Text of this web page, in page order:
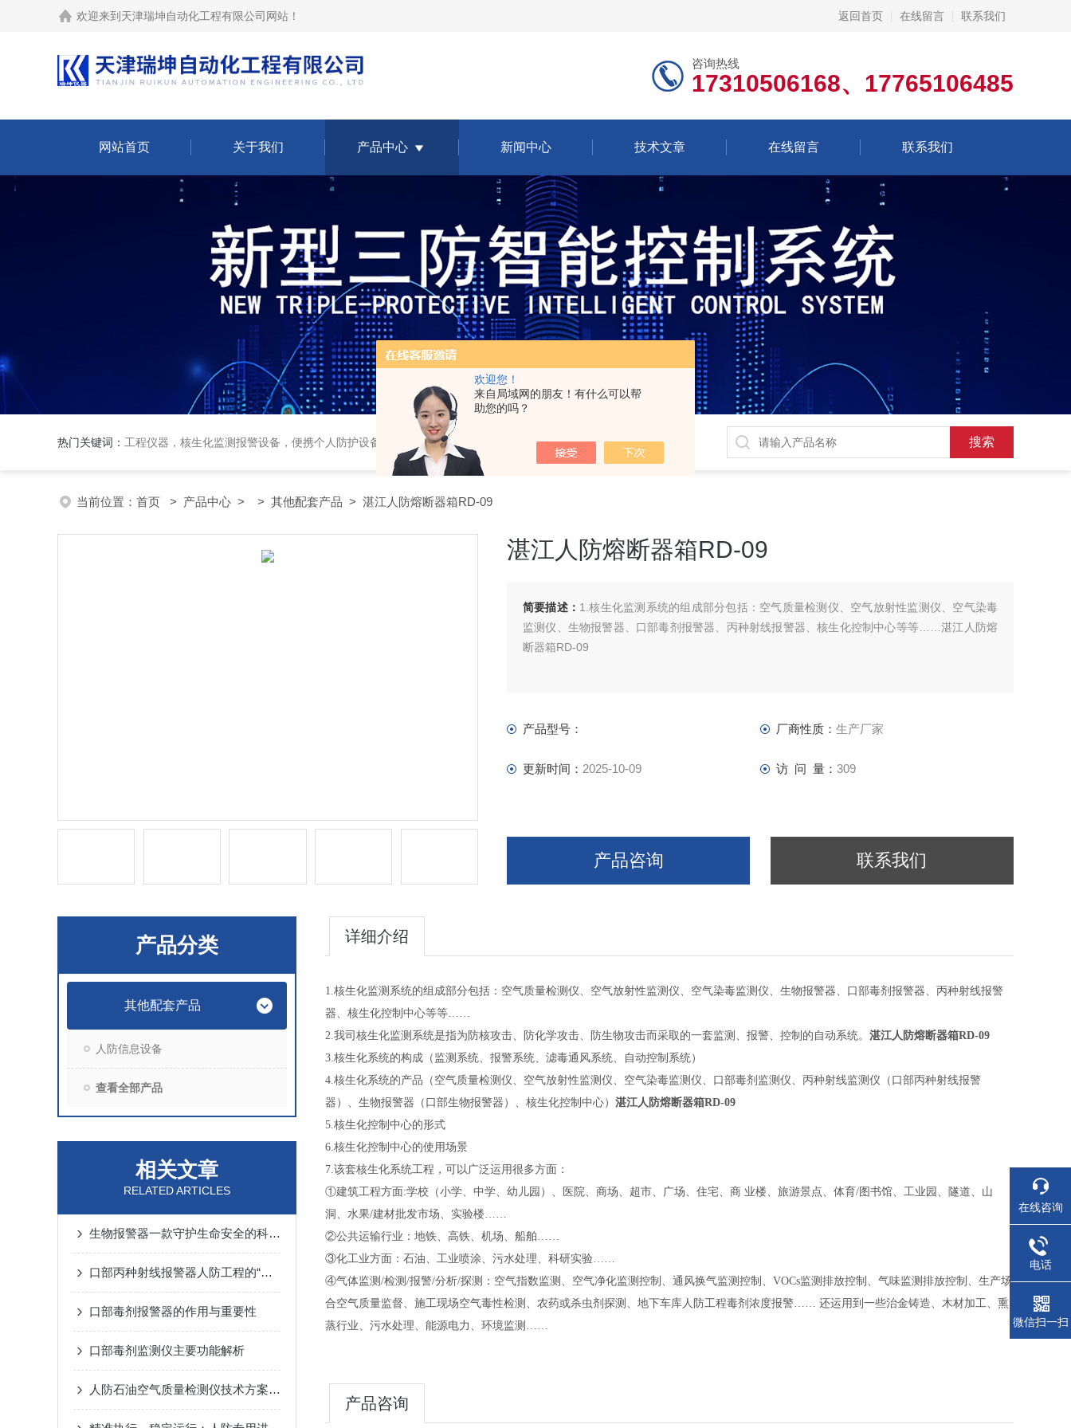
欢迎您！
来自局域网的朋友！有什么可以帮
助您的吗？
欢迎来到 天津瑞坤自动化工程有限公司网站 ！ 返回首页 在线留言 联系我们
咨询热线
17310506168、17765106485
网站首页 关于我们 产品中心 新闻中心 技术文章 在线留言 联系我们
热门关键词： 工程仪器，核生化监测报警设备，便携个人防护设备，车载三防系统，
当前位置： 首页 > 产品中心 > > 其他配套产品 > 湛江人防熔断器箱RD-09
湛江人防熔断器箱RD-09
简要描述： 1.核生化监测系统的组成部分包括：空气质量检测仪、空气放射性监测仪、空气染毒
监测仪、生物报警器、口部毒剂报警器、丙种射线报警器、核生化控制中心等等……湛江人防熔
断器箱RD-09
产品型号： 厂商性质： 生产厂家
更新时间： 2025-10-09 访 问 量： 309
产品咨询 联系我们
产品分类
其他配套产品
人防信息设备
查看全部产品
相关文章
RELATED ARTICLES
生物报警器一款守护生命安全的科技哨兵
口部丙种射线报警器人防工程的“核生化”哨兵
口部毒剂报警器的作用与重要性
口部毒剂监测仪主要功能解析
人防石油空气质量检测仪技术方案汇总
详细介绍
1.核生化监测系统的组成部分包括：空气质量检测仪、空气放射性监测仪、空气染毒监测仪、生物报警器、口部毒剂报警器、丙种射线报警
器、核生化控制中心等等……
2.我司核生化监测系统是指为防核攻击、防化学攻击、防生物攻击而采取的一套监测、报警、控制的自动系统。 湛江人防熔断器箱RD-09
3.核生化系统的构成（监测系统、报警系统、滤毒通风系统、自动控制系统）
4.核生化系统的产品（空气质量检测仪、空气放射性监测仪、空气染毒监测仪、口部毒剂监测仪、丙种射线监测仪（口部丙种射线报警
器）、生物报警器（口部生物报警器）、核生化控制中心） 湛江人防熔断器箱RD-09
5.核生化控制中心的形式
6.核生化控制中心的使用场景
7.该套核生化系统工程，可以广泛运用很多方面：
①建筑工程方面:学校（小学、中学、幼儿园）、医院、商场、超市、广场、住宅、商 业楼、旅游景点、体育/图书馆、工业园、隧道、山
洞、水果/建材批发市场、实验楼……
②公共运输行业：地铁、高铁、机场、船舶……
③化工业方面：石油、工业喷涂、污水处理、科研实验……
④气体监测/检测/报警/分析/探测：空气指数监测、空气净化监测控制、通风换气监测控制、VOCs监测排放控制、气味监测排放控制、生产场
合空气质量监督、施工现场空气毒性检测、农药或杀虫剂探测、地下车库人防工程毒剂浓度报警…… 还运用到一些治金铸造、木材加工、熏
蒸行业、污水处理、能源电力、环境监测……
产品咨询
在线咨询
电话
微信扫一扫